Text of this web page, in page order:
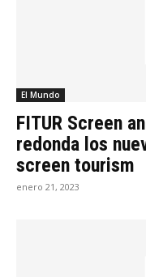
El Mundo
FITUR Screen
redonda los
screen tourism
enero 21, 2023